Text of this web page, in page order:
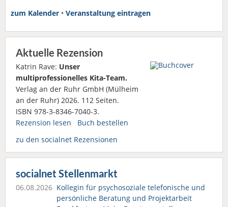
zum Kalender • Veranstaltung eintragen
Aktuelle Rezension
Katrin Rave: Unser
multiprofessionelles Kita-Team.
Verlag an der Ruhr GmbH (Mülheim
an der Ruhr) 2026. 112 Seiten.
ISBN 978-3-8346-7040-3.
Rezension lesen
Buch bestellen
zu den socialnet Rezensionen
socialnet Stellenmarkt
06.08.2026 Kollegin für psychosoziale telefonische und
persönliche Beratung und Projektarbeit